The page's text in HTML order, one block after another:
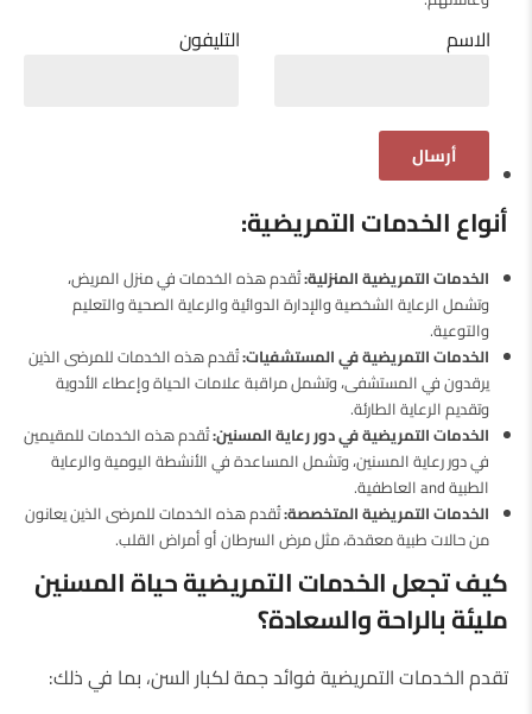
الاسم التليفون
أنواع الخدمات التمريضية:
الخدمات التمريضية المنزلية:تُقدم هذه الخدمات في منزل المريض،
وتشمل الرعاية الشخصية والإدارة الدوائية والرعاية الصحية والتعليم
والتوعية.
الخدمات التمريضية في المستشفيات:تُقدم هذه الخدمات للمرضى الذين
يرقدون في المستشفى، وتشمل مراقبة علامات الحياة وإعطاء الأدوية
وتقديم الرعاية الطارئة.
الخدمات التمريضية في دور رعاية المسنين:تُقدم هذه الخدمات للمقيمين
في دور رعاية المسنين، وتشمل المساعدة في الأنشطة اليومية والرعاية
الطبية and العاطفية.
الخدمات التمريضية المتخصصة:تُقدم هذه الخدمات للمرضى الذين يعانون
من حالات طبية معقدة، مثل مرض السرطان أو أمراض القلب.
كيف تجعل الخدمات التمريضية حياة المسنين
مليئة بالراحة والسعادة؟
تقدم الخدمات التمريضية فوائد جمة لكبار السن، بما في ذلك: